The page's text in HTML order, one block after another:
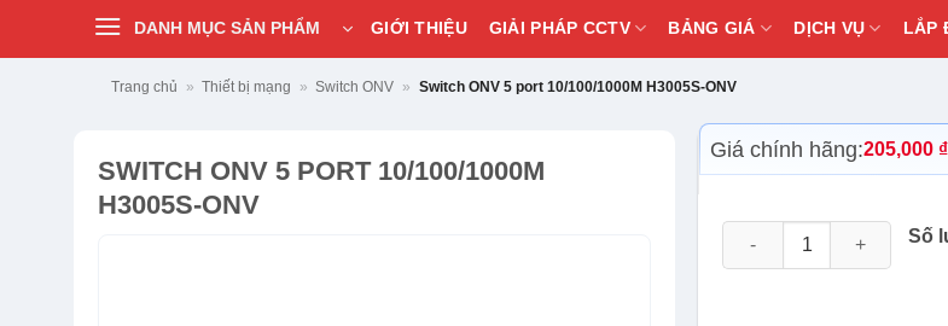
DANH MỤC SẢN PHẨM GIỚI THIỆU GIẢI PHÁP CCTV BẢNG GIÁ DỊCH VỤ LẮP
Trang chủ » Thiết bị mạng » Switch ONV » Switch ONV 5 port 10/100/1000M H3005S-ONV
SWITCH ONV 5 PORT 10/100/1000M
H3005S-ONV
Giá chính hãng:205,000 ₫
Số
Switch ONV 5 port 10/100/